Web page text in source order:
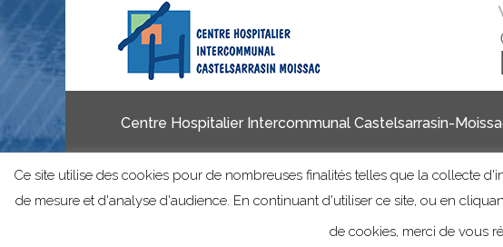
Centre Hospitalier Intercommunal Castelsarrasin-
Ce site utilise des cookies pour de nombreuses finalités telles que la collecte
de mesure et d'analyse d'audience. En continuant d'utiliser ce site, ou en
de cookies, merci de vous